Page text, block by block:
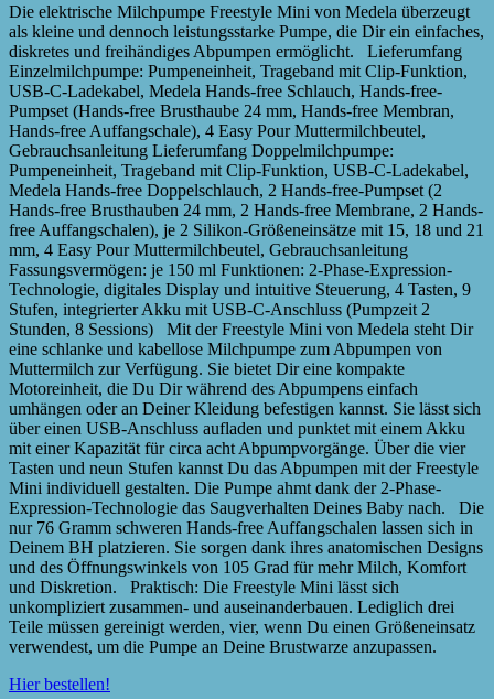
Die elektrische Milchpumpe Freestyle Mini von Medela überzeugt
als kleine und dennoch leistungsstarke Pumpe, die Dir ein einfaches,
diskretes und freihändiges Abpumpen ermöglicht. Lieferumfang
Einzelmilchpumpe: Pumpeneinheit, Trageband mit Clip-Funktion,
USB-C-Ladekabel, Medela Hands-free Schlauch, Hands-free-
Pumpset (Hands-free Brusthaube 24 mm, Hands-free Membran,
Hands-free Auffangschale), 4 Easy Pour Muttermilchbeutel,
Gebrauchsanleitung Lieferumfang Doppelmilchpumpe:
Pumpeneinheit, Trageband mit Clip-Funktion, USB-C-Ladekabel,
Medela Hands-free Doppelschlauch, 2 Hands-free-Pumpset (2
Hands-free Brusthauben 24 mm, 2 Hands-free Membrane, 2 Hands-
free Auffangschalen), je 2 Silikon-Größeneinsätze mit 15, 18 und 21
mm, 4 Easy Pour Muttermilchbeutel, Gebrauchsanleitung
Fassungsvermögen: je 150 ml Funktionen: 2-Phase-Expression-
Technologie, digitales Display und intuitive Steuerung, 4 Tasten, 9
Stufen, integrierter Akku mit USB-C-Anschluss (Pumpzeit 2
Stunden, 8 Sessions) Mit der Freestyle Mini von Medela steht Dir
eine schlanke und kabellose Milchpumpe zum Abpumpen von
Muttermilch zur Verfügung. Sie bietet Dir eine kompakte
Motoreinheit, die Du Dir während des Abpumpens einfach
umhängen oder an Deiner Kleidung befestigen kannst. Sie lässt sich
über einen USB-Anschluss aufladen und punktet mit einem Akku
mit einer Kapazität für circa acht Abpumpvorgänge. Über die vier
Tasten und neun Stufen kannst Du das Abpumpen mit der Freestyle
Mini individuell gestalten. Die Pumpe ahmt dank der 2-Phase-
Expression-Technologie das Saugverhalten Deines Baby nach. Die
nur 76 Gramm schweren Hands-free Auffangschalen lassen sich in
Deinem BH platzieren. Sie sorgen dank ihres anatomischen Designs
und des Öffnungswinkels von 105 Grad für mehr Milch, Komfort
und Diskretion. Praktisch: Die Freestyle Mini lässt sich
unkompliziert zusammen- und auseinanderbauen. Lediglich drei
Teile müssen gereinigt werden, vier, wenn Du einen Größeneinsatz
verwendest, um die Pumpe an Deine Brustwarze anzupassen.
Hier bestellen!